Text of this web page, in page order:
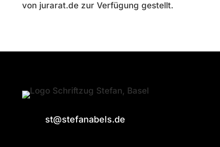
von jurarat.de zur Verfügung gestellt.
st@stefanabels.de